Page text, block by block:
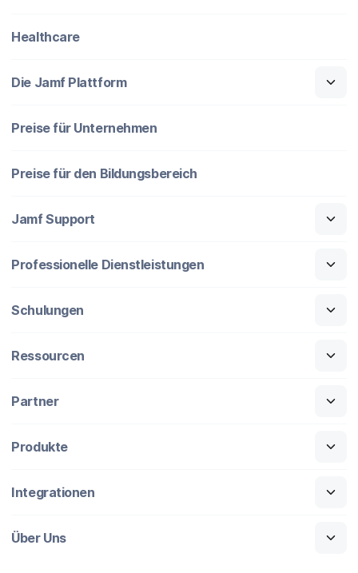
Healthcare
Die Jamf Plattform
Preise für Unternehmen
Preise für den Bildungsbereich
Jamf Support
Professionelle Dienstleistungen
Schulungen
Ressourcen
Partner
Produkte
Integrationen
Über Uns